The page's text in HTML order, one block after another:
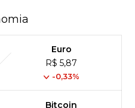
Euro
R$ 5,87
-0,33%
Bitcoin